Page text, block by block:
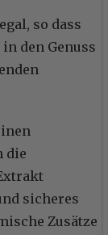
so dass
den Genuss
die
sicheres
Zusätze